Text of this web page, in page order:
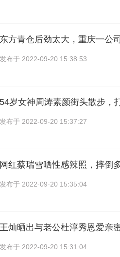
东方青仓后劲太大，重庆一公
发布于 2022-09-20 15:38:53
54岁女神周涛素颜街头散步，
发布于 2022-09-20 15:37:27
网红蔡瑞雪晒性感辣照，摔倒
发布于 2022-09-20 15:35:04
王灿晒出与老公杜淳秀恩爱亲
发布于 2022-09-20 15:31:04